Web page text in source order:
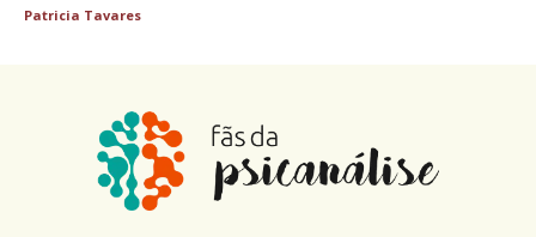
Patricia Tavares